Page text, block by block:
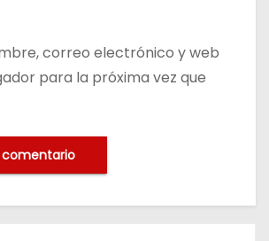
correo electrónico y web
para la próxima vez que